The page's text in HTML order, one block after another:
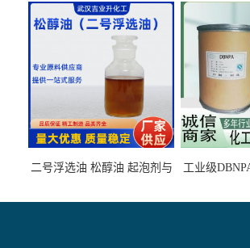
二号浮选油 松醇油 起泡剂与
工业级